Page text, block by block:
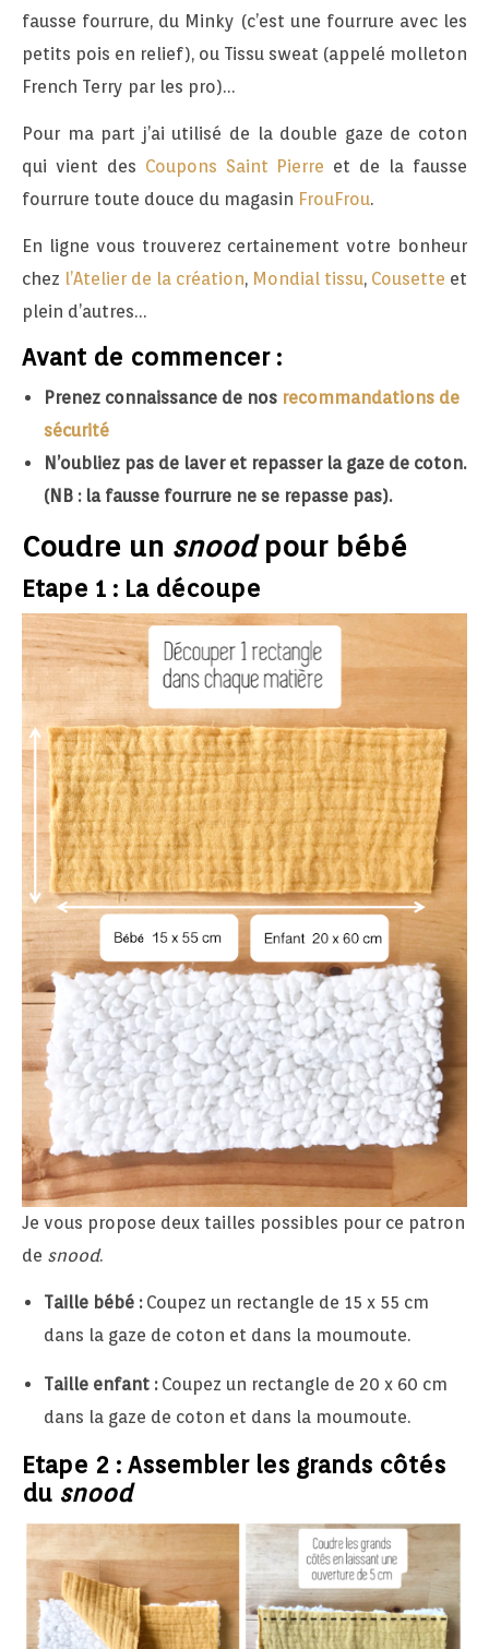
fausse fourrure, du Minky (c’est une fourrure avec les
petits pois en relief), ou Tissu sweat (appelé molleton
French Terry par les pro)…
Pour ma part j’ai utilisé de la double gaze de coton
qui vient des Coupons Saint Pierre et de la fausse
fourrure toute douce du magasin FrouFrou.
En ligne vous trouverez certainement votre bonheur
chez l’Atelier de la création, Mondial tissu, Cousette et
plein d’autres…
Avant de commencer :
Prenez connaissance de nos recommandations de
sécurité
N’oubliez pas de laver et repasser la gaze de coton.
(NB : la fausse fourrure ne se repasse pas).
Coudre un snoodpour bébé
Etape 1 : La découpe
Je vous propose deux tailles possibles pour ce patron
de snood.
Taille bébé : Coupez un rectangle de 15 x 55 cm
dans la gaze de coton et dans la moumoute.
Taille enfant :Coupez un rectangle de 20 x 60 cm
dans la gaze de coton et dans la moumoute.
Etape 2 : Assembler les grands côtés
du snood